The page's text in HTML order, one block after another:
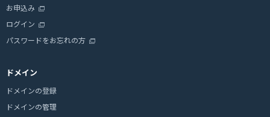
お申込み
ログイン
パスワードをお忘れの方
ドメイン
ドメインの登録
ドメインの管理